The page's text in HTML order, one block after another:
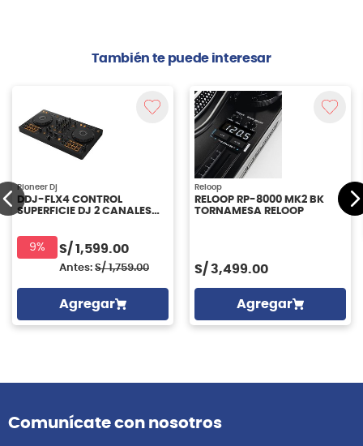
También te puede interesar
Pioneer Dj
DDJ-FLX4 CONTROL
SUPERFICIE DJ 2 CANALES
9% S/ 1,599.00
Antes: S/ 1,759.00
Agregar
Reloop
RELOOP RP-8000 MK2 BK
TORNAMESA RELOOP
S/ 3,499.00
Agregar
Comunícate con nosotros